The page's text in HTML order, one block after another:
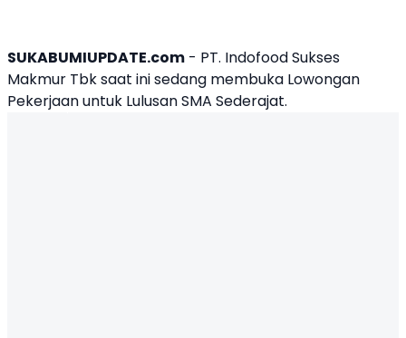
SUKABUMIUPDATE.com - PT. Indofood Sukses
Makmur Tbk saat ini sedang membuka Lowongan
Pekerjaanuntuk Lulusan SMA Sederajat.